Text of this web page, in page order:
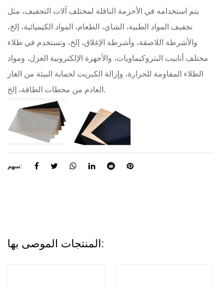
يتم استخدامه في الأحزمة الناقلة لمختلف آلات التجفيف، مثل
تجفيف المواد الطبية، الشاي، الطعام، المواد الكيميائية، إلخ،
والأشرطة اللاصقة، وأشرطة الإغلاق، إلخ، وتستخدم في طلاء
مختلف أنابيب البتروكيماويات، والأجهزة الإلكترونية العزل، ومواد
الطلاء المقاومة للحرارة، وإزالة الكبريت لحماية البيئة من الغاز
العادم من محطات الطاقة، إلخ.
سهم:
المنتجات الموصى بها: